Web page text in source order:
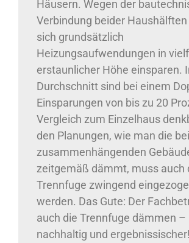
Häusern. Wegen der
Verbindung beider
sich grundsätzlich
Heizungsaufwendungen in
erstaunlicher Höhe einsparen.
Durchschnitt sind bei einem
Einsparungen von bis zu 20
Vergleich zum Einzelhaus
den Planungen, wie man die
zusammenhängenden
zeitgemäß dämmt, muss auch
Trennfuge zwingend
werden. Das Gute: Der
auch die Trennfuge dämmen –
nachhaltig und ergebnissischer!